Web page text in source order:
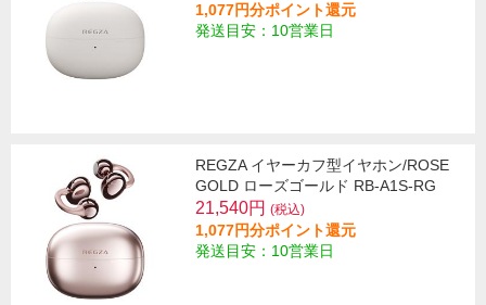
1,077円分ポイント還元
発送目安：10営業日
REGZA イヤーカフ型イヤホン/ROSE
GOLD ローズゴールド RB-A1S-RG
21,540円 (税込)
1,077円分ポイント還元
発送目安：10営業日